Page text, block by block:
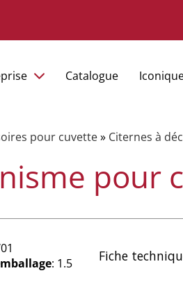
Catalogue
pour cuvette» Citernes à
pour
: 1.5 Fiche